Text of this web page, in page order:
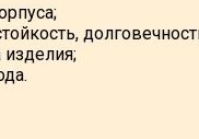
изделия;